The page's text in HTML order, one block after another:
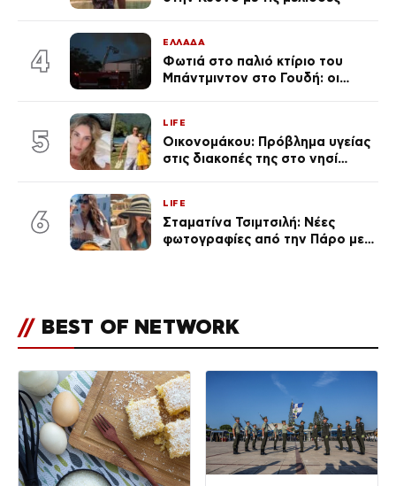
4
ΕΛΛΑΔΑ
Φωτιά στο παλιό κτίριο του
Μπάντμιντον στο Γουδή: οι
πλήθος ελλείψεων και σοβαρών
κενών»
5
LIFE
Οικονομάκου: Πρόβλημα υγείας
στις διακοπές της στο νησί
6
LIFE
Σταματίνα Τσιμτσιλή: Νέες
φωτογραφίες από την Πάρο με
// BEST OF NETWORK